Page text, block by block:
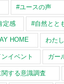
#ユースの声
定感 #自然とと
HOME わた
イベント ガー
する意識調査